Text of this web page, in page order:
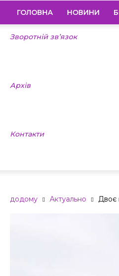
ГОЛОВНА НОВИНИ
Зворотній зв’язок
Архів
Контакти
додому Актуально Двоє